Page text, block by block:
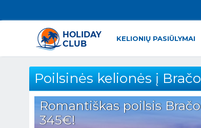
KELIONIŲ PASIŪLYMAI
Poilsinės kelionės į
Romantiškas poilsis
345€!